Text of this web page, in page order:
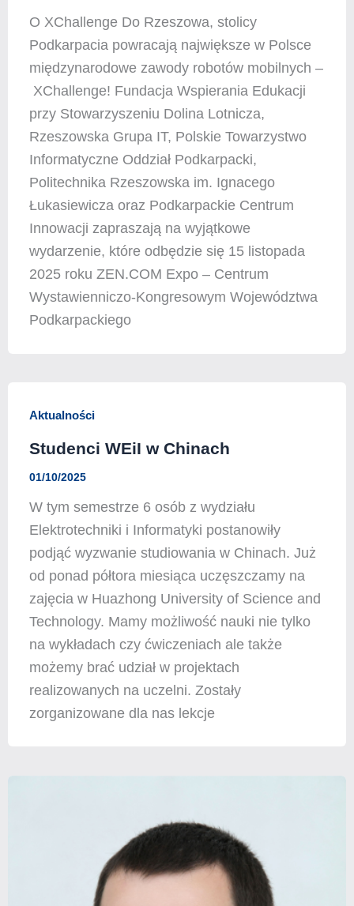
O XChallenge Do Rzeszowa, stolicy
Podkarpacia powracają największe w Polsce
międzynarodowe zawody robotów mobilnych –
XChallenge! Fundacja Wspierania Edukacji
przy Stowarzyszeniu Dolina Lotnicza,
Rzeszowska Grupa IT, Polskie Towarzystwo
Informatyczne Oddział Podkarpacki,
Politechnika Rzeszowska im. Ignacego
Łukasiewicza oraz Podkarpackie Centrum
Innowacji zapraszają na wyjątkowe
wydarzenie, które odbędzie się 15 listopada
2025 roku ZEN.COM Expo – Centrum
Wystawienniczo-Kongresowym Województwa
Podkarpackiego
Aktualności
Studenci WEiI w Chinach
01/10/2025
W tym semestrze 6 osób z wydziału
Elektrotechniki i Informatyki postanowiły
podjąć wyzwanie studiowania w Chinach. Już
od ponad półtora miesiąca uczęszczamy na
zajęcia w Huazhong University of Science and
Technology. Mamy możliwość nauki nie tylko
na wykładach czy ćwiczeniach ale także
możemy brać udział w projektach
realizowanych na uczelni. Zostały
zorganizowane dla nas lekcje